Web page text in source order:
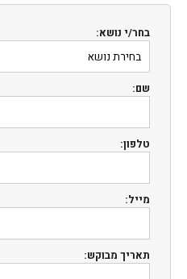
בחר/י נושא:
שם:
טלפון:
מייל:
תאריך מבוקש: